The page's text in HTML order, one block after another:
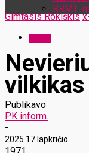
RRMT:
Gimtasis Rokiškis
vilkikas
Publikavo
PK inform.
-
2025 17 lapkričio